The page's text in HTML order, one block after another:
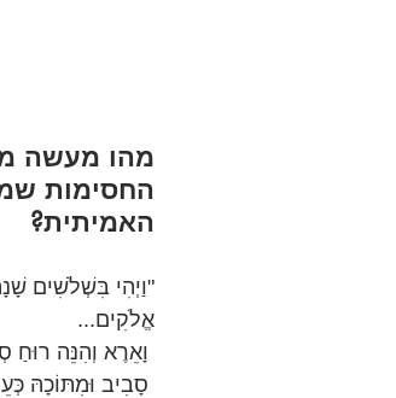
מהו מעשה
החסימות
האמיתית?
"וַיְהִי בִּשְׁלֹשִׁים
אֱלֹקִים...